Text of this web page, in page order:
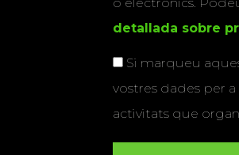
detallada sobre
Si marqueu
vostres dades per
activitats que